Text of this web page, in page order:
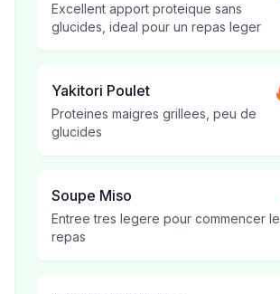
Excellent apport proteique sans
glucides, ideal pour un repas leger
Yakitori Poulet
Proteines maigres grillees, peu de
glucides
Soupe Miso
Entree tres legere pour commencer le
repas